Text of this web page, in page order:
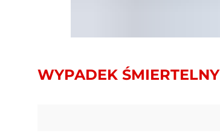
WYPADEK ŚMIERTELNY